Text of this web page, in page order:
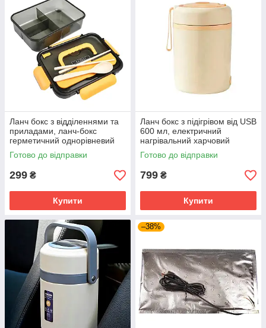
Ланч бокс з відділеннями та
приладами, ланч-бокс
герметичний однорівневий
на 3 відсіки з ложкою та
паличками
Готово до відправки
299 ₴
Купити
Ланч бокс з підігрівом від USB
600 мл, електричний
нагрівальний харчовий
контейнер для їжі
Готово до відправки
799 ₴
Купити
–38%